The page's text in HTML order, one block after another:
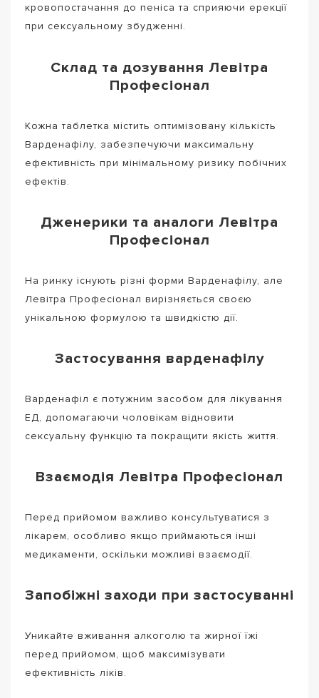
кровопостачання до пеніса та сприяючи ерекції
при сексуальному збудженні.
Склад та дозування Левітра
Професіонал
Кожна таблетка містить оптимізовану кількість
Варденафілу, забезпечуючи максимальну
ефективність при мінімальному ризику побічних
ефектів.
Дженерики та аналоги Левітра
Професіонал
На ринку існують різні форми Варденафілу, але
Левітра Професіонал вирізняється своєю
унікальною формулою та швидкістю дії.
Застосування варденафілу
Варденафіл є потужним засобом для лікування
ЕД, допомагаючи чоловікам відновити
сексуальну функцію та покращити якість життя.
Взаємодія Левітра Професіонал
Перед прийомом важливо консультуватися з
лікарем, особливо якщо приймаються інші
медикаменти, оскільки можливі взаємодії.
Запобіжні заходи при застосуванні
Уникайте вживання алкоголю та жирної їжі
перед прийомом, щоб максимізувати
ефективність ліків.